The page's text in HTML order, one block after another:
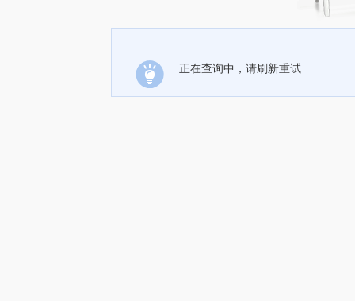
正在查询中，请刷新重试